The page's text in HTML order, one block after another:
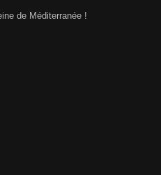
de Méditerranée !